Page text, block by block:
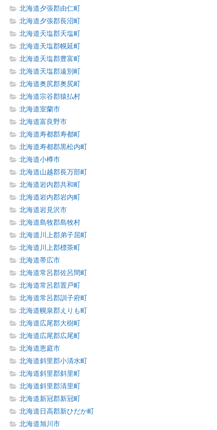
北海道夕張郡由仁町
北海道夕張郡長沼町
北海道天塩郡天塩町
北海道天塩郡幌延町
北海道天塩郡豊富町
北海道天塩郡遠別町
北海道奥尻郡奥尻町
北海道宗谷郡猿払村
北海道室蘭市
北海道富良野市
北海道寿都郡寿都町
北海道寿都郡黒松内町
北海道小樽市
北海道山越郡長万部町
北海道岩内郡共和町
北海道岩内郡岩内町
北海道岩見沢市
北海道島牧郡島牧村
北海道川上郡弟子屈町
北海道川上郡標茶町
北海道帯広市
北海道常呂郡佐呂間町
北海道常呂郡置戸町
北海道常呂郡訓子府町
北海道幌泉郡えりも町
北海道広尾郡大樹町
北海道広尾郡広尾町
北海道恵庭市
北海道斜里郡小清水町
北海道斜里郡斜里町
北海道斜里郡清里町
北海道新冠郡新冠町
北海道日高郡新ひだか町
北海道旭川市